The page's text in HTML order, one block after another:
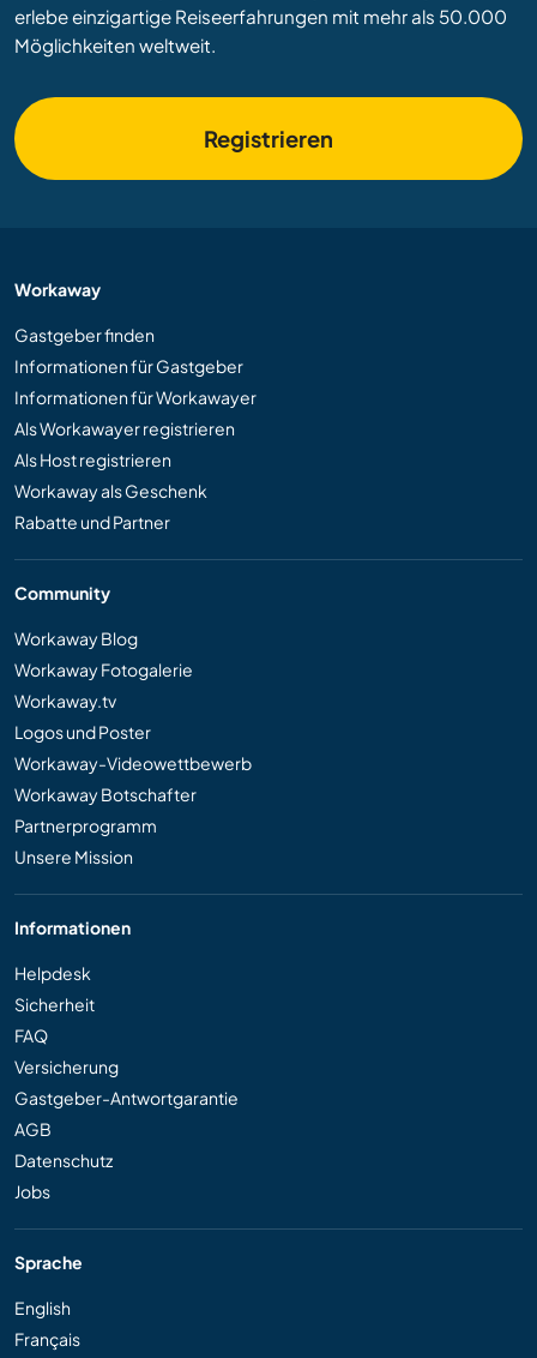
erlebe einzigartige Reiseerfahrungen mit mehr als 50.000
Möglichkeiten weltweit.
Registrieren
Workaway
Gastgeber finden
Informationen für Gastgeber
Informationen für Workawayer
Als Workawayer registrieren
Als Host registrieren
Workaway als Geschenk
Rabatte und Partner
Community
Workaway Blog
Workaway Fotogalerie
Workaway.tv
Logos und Poster
Workaway-Videowettbewerb
Workaway Botschafter
Partnerprogramm
Unsere Mission
Informationen
Helpdesk
Sicherheit
FAQ
Versicherung
Gastgeber-Antwortgarantie
AGB
Datenschutz
Jobs
Sprache
English
Français